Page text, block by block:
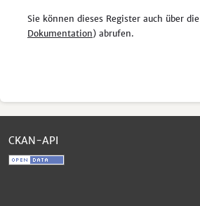
Sie können dieses Register auch über die
Dokumentation) abrufen.
CKAN-API